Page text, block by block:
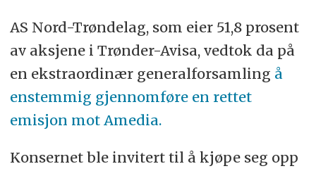
AS Nord-Trøndelag, som eier 51,8 prosent
av aksjene i Trønder-Avisa, vedtok da på
en ekstraordinær generalforsamling å
enstemmig gjennomføre en rettet
emisjon mot Amedia.
Konsernet ble invitert til å kjøpe seg opp